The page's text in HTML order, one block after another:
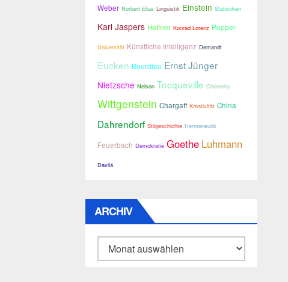
Weber Norbert Elias Linguistik Einstein Statistiken
Karl Jaspers Haffner Konrad Lorenz Popper
Universität Künstliche Intelligenz Demandt
Eucken Bourdieu Ernst Jünger
Nietzsche Nelson Tocqueville Chomsky
Wittgenstein Chargaff Kreativität China
Dahrendorf Stilgeschichte Hermeneutik
Feuerbach Demokratie Goethe Luhmann
Davilá
ARCHIV
Archiv